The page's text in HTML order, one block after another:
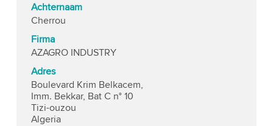
Achternaam
Cherrou
Firma
AZAGRO INDUSTRY
Adres
Boulevard Krim Belkacem,
Imm. Bekkar, Bat C n° 10
Tizi-ouzou
Algeria